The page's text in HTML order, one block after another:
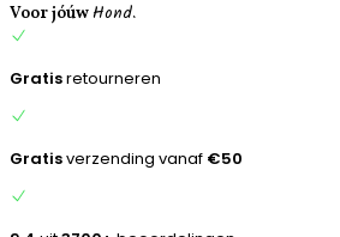
Voor jóúwHond.
Gratisretourneren
Gratisverzending vanaf€50